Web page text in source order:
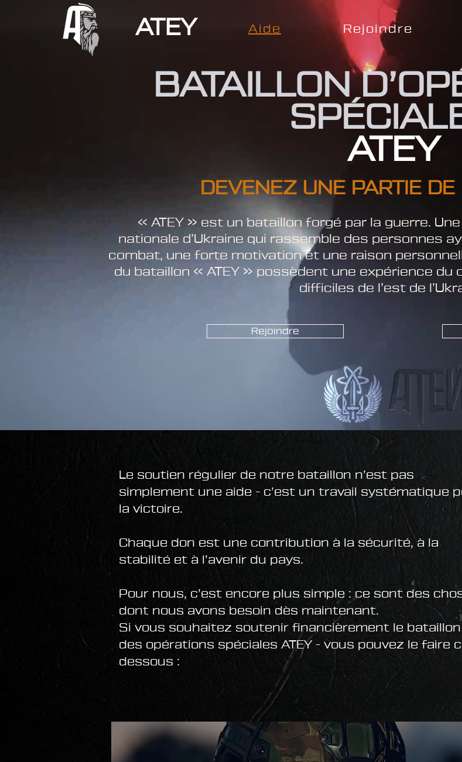
ATEY Aide Rejoindre
BATAILLON
ATEY
DEVENEZ UNE PARTIE
« ATEY » est un bataillon forgé par la guerre.
nationale d’Ukraine qui rassemble des personnes
combat, une forte motivation et une raison
du bataillon « ATEY » possèdent une expérience
difficiles de l’est de
Rejoindre
Le soutien régulier de notre bataillon n’est pas
simplement une aide - c’est un travail systématique
la victoire.
Chaque don est une contribution à la sécurité, à la
stabilité et à l’avenir du pays.
Pour nous, c’est encore plus simple : ce sont des
dont nous avons besoin dès maintenant.
Si vous souhaitez soutenir financièrement le bataillon
des opérations spéciales ATEY - vous pouvez le faire
dessous :